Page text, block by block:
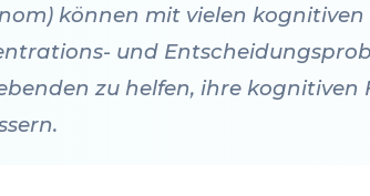
können mit vielen
und
zu helfen, ihre